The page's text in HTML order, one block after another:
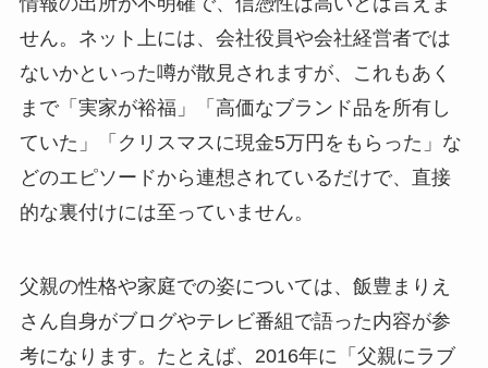
せん。ネット上には、会社役員や会社経営者では
ないかといった噂が散見されますが、これもあく
まで「実家が裕福」「高価なブランド品を所有し
ていた」「クリスマスに現金5万円をもらった」な
どのエピソードから連想されているだけで、直接
的な裏付けには至っていません。
父親の性格や家庭での姿については、飯豊まりえ
さん自身がブログやテレビ番組で語った内容が参
考になります。たとえば、2016年に「父親にラブ